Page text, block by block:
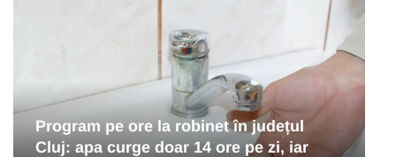
Program pe ore la robinet în județul
Cluj: apa curge doar 14 ore pe zi, iar